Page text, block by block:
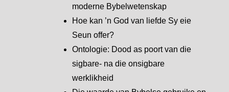
moderne Bybelwetenskap
Hoe kan ’n God van liefde Sy eie
Seun offer?
Ontologie: Dood as poort van die
sigbare- na die onsigbare
werklikheid